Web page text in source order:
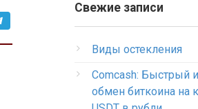
Свежие записи
Виды остекления
Comcash: Быстрый
обмен биткоина на